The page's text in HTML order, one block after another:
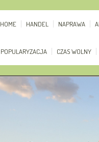
HOME HANDEL NAPRAWA
POPULARYZACJA CZAS WOLNY